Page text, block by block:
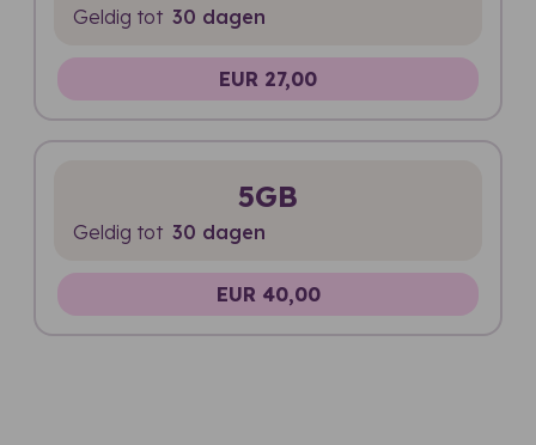
Geldig tot 30 dagen
EUR 27,00
5GB
Geldig tot 30 dagen
EUR 40,00